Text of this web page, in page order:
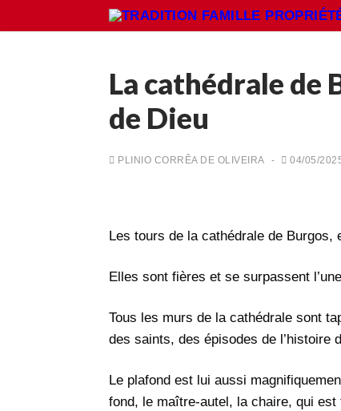
au
Qu’est-ce que la TFP
Médiathèque
La cathédrale de
de Dieu
PLINIO CORRÊA DE OLIVEIRA - 04/05/
Les tours de la cathédrale de Burgos,
Elles sont fières et se surpassent
Tous les murs de la cathédrale sont
des saints, des épisodes de l’histoire
Le plafond est lui aussi
fond, le maître-autel, la chaire, qui est